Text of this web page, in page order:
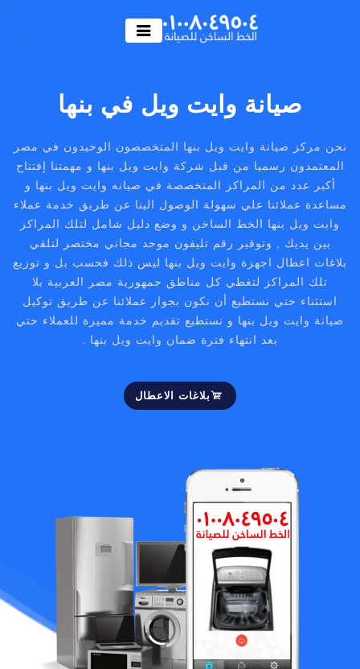
صيانة وايت ويل في بنها
نحن مركز صيانة وايت ويل بنها المتخصصون الوحيدون في مصر
المعتمدون رسميا من قبل شركة وايت ويل بنها و مهمتنا إفتتاح
أكبر عدد من المراكز المتخصصة في صيانه وايت ويل بنها و
مساعدة عملائنا علي سهولة الوصول الينا عن طريق خدمة عملاء
وايت ويل بنها الخط الساخن و وضع دليل شامل لتلك المراكز
بين يديك , وتوفير رقم تليفون موحد مجاني مختصر لتلقي
بلاغات اعطال اجهزة وايت ويل بنها ليس ذلك فحسب بل و توزيع
تلك المراكز لتغطي كل مناطق جمهورية مصر العربية بلا
استثناء حتي نستطيع أن نكون بجوار عملائنا عن طريق توكيل
صيانة وايت ويل بنها و نستطيع تقديم خدمة مميزة للعملاء حتي
بعد انتهاء فترة ضمان وايت ويل بنها .
بلاغات الاعطال